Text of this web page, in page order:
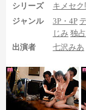
シリーズ
キメセ
ジャンル
3P・4P
じみ 独
出演者
七沢みあ